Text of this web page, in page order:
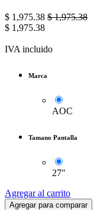
$ 1,975.38 $1,975.38
$ 1,975.38
IVA incluido
Marca
AOC
Tamano Pantalla
27"
Agregar al carrito
Agregar para comparar